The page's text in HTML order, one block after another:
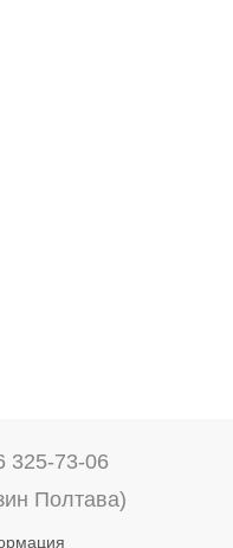
325-73-06
Полтава)